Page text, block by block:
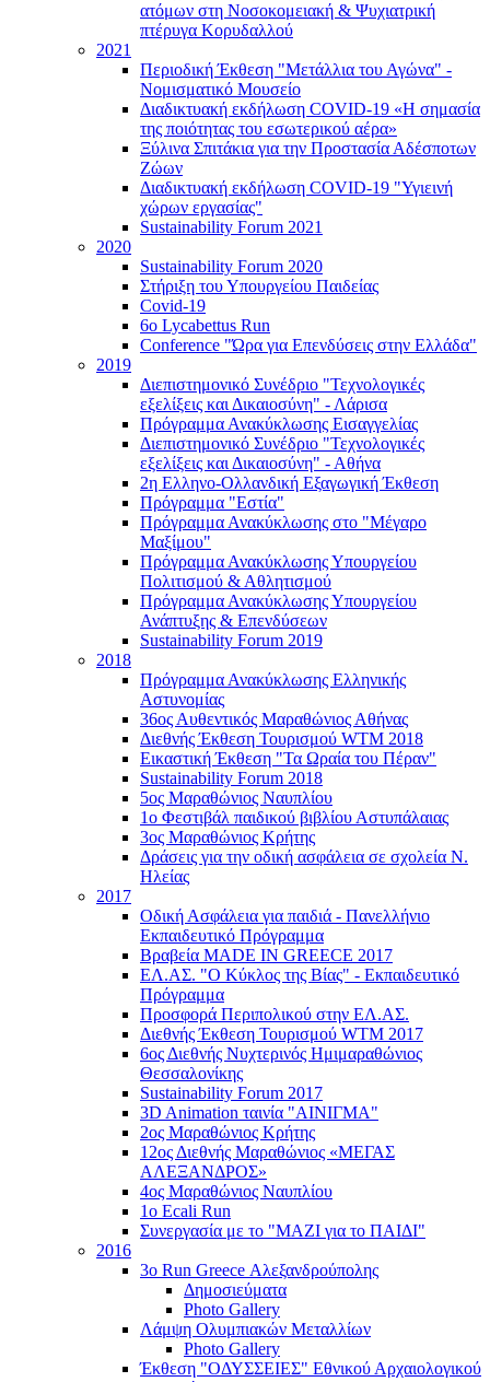
ατόμων στη Νοσοκομειακή & Ψυχιατρική
πτέρυγα Κορυδαλλού
2021
Περιοδική Έκθεση "Μετάλλια του Αγώνα" -
Νομισματικό Μουσείο
Διαδικτυακή εκδήλωση COVID-19 «Η σημασία
της ποιότητας του εσωτερικού αέρα»
Ξύλινα Σπιτάκια για την Προστασία Αδέσποτων
Ζώων
Διαδικτυακή εκδήλωση COVID-19 "Υγιεινή
χώρων εργασίας"
Sustainability Forum 2021
2020
Sustainability Forum 2020
Στήριξη του Υπουργείου Παιδείας
Covid-19
6ο Lycabettus Run
Conference "Ώρα για Επενδύσεις στην Ελλάδα"
2019
Διεπιστημονικό Συνέδριο "Τεχνολογικές
εξελίξεις και Δικαιοσύνη" - Λάρισα
Πρόγραμμα Ανακύκλωσης Εισαγγελίας
Διεπιστημονικό Συνέδριο "Τεχνολογικές
εξελίξεις και Δικαιοσύνη" - Αθήνα
2η Ελληνο-Ολλανδική Εξαγωγική Έκθεση
Πρόγραμμα "Εστία"
Πρόγραμμα Ανακύκλωσης στο "Μέγαρο
Μαξίμου"
Πρόγραμμα Ανακύκλωσης Υπουργείου
Πολιτισμού & Αθλητισμού
Πρόγραμμα Ανακύκλωσης Υπουργείου
Ανάπτυξης & Επενδύσεων
Sustainability Forum 2019
2018
Πρόγραμμα Ανακύκλωσης Ελληνικής
Αστυνομίας
36ος Αυθεντικός Μαραθώνιος Αθήνας
Διεθνής Έκθεση Τουρισμού WTM 2018
Εικαστική Έκθεση "Τα Ωραία του Πέραν"
Sustainability Forum 2018
5ος Μαραθώνιος Ναυπλίου
1ο Φεστιβάλ παιδικού βιβλίου Αστυπάλαιας
3ος Μαραθώνιος Κρήτης
Δράσεις για την οδική ασφάλεια σε σχολεία Ν.
Ηλείας
2017
Οδική Ασφάλεια για παιδιά - Πανελλήνιο
Εκπαιδευτικό Πρόγραμμα
Βραβεία MADE IN GREECE 2017
ΕΛ.ΑΣ. "Ο Κύκλος της Βίας" - Εκπαιδευτικό
Πρόγραμμα
Προσφορά Περιπολικού στην ΕΛ.ΑΣ.
Διεθνής Έκθεση Τουρισμού WTM 2017
6ος Διεθνής Νυχτερινός Ημιμαραθώνιος
Θεσσαλονίκης
Sustainability Forum 2017
3D Animation ταινία "ΑΙΝΙΓΜΑ"
2ος Μαραθώνιος Κρήτης
12ος Διεθνής Μαραθώνιος «ΜΕΓΑΣ
ΑΛΕΞΑΝΔΡΟΣ»
4ος Μαραθώνιος Ναυπλίου
1ο Ecali Run
Συνεργασία με το "ΜΑΖΙ για το ΠΑΙΔΙ"
2016
3ο Run Greece Αλεξανδρούπολης
Δημοσιεύματα
Photo Gallery
Λάμψη Ολυμπιακών Μεταλλίων
Photo Gallery
Έκθεση "ΟΔΥΣΣΕΙΕΣ" Εθνικού Αρχαιολογικού